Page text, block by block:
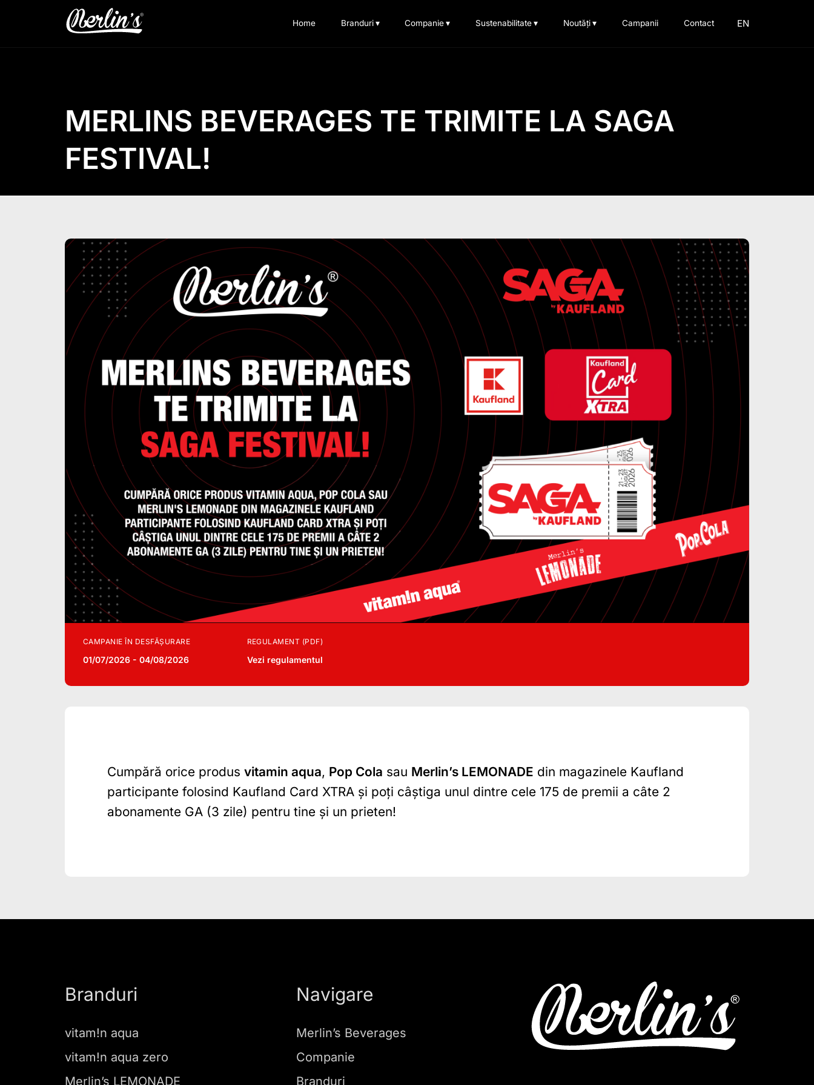
EN
Home Branduri ▾ Companie ▾ Sustenabilitate ▾ Noutăți▾ Campanii Contact
MERLINS BEVERAGES TE TRIMITE LA SAGA
FESTIVAL!
CAMPANIE ÎN DESFĂȘURARE
01/07/2026 - 04/08/2026
REGULAMENT (PDF)
Vezi regulamentul
Cumpără orice produs vitamin aqua, Pop Cola sau Merlin’s LEMONADE din magazinele Kaufland
participante folosind Kaufland Card XTRA și poți câștiga unul dintre cele 175 de premii a câte 2
abonamente GA (3 zile) pentru tine și un prieten!
Branduri
vitam!n aqua
vitam!n aqua zero
Merlin’s LEMONADE
Navigare
Merlin’s Beverages
Companie
Branduri